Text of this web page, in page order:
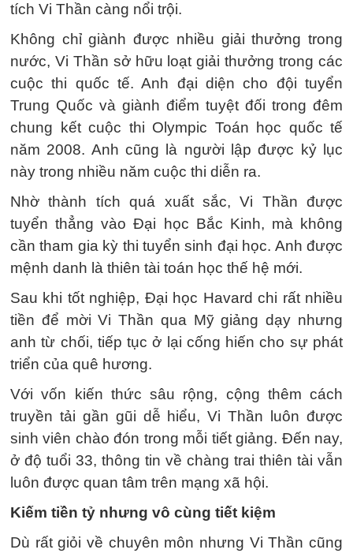
tích Vi Thần càng nổi trội.
Không chỉ giành được nhiều giải thưởng trong
nước, Vi Thần sở hữu loạt giải thưởng trong các
cuộc thi quốc tế. Anh đại diện cho đội tuyển
Trung Quốc và giành điểm tuyệt đối trong đêm
chung kết cuộc thi Olympic Toán học quốc tế
năm 2008. Anh cũng là người lập được kỷ lục
này trong nhiều năm cuộc thi diễn ra.
Nhờ thành tích quá xuất sắc, Vi Thần được
tuyển thẳng vào Đại học Bắc Kinh, mà không
cần tham gia kỳ thi tuyển sinh đại học. Anh được
mệnh danh là thiên tài toán học thế hệ mới.
Sau khi tốt nghiệp, Đại học Havard chi rất nhiều
tiền để mời Vi Thần qua Mỹ giảng dạy nhưng
anh từ chối, tiếp tục ở lại cống hiến cho sự phát
triển của quê hương.
Với vốn kiến thức sâu rộng, cộng thêm cách
truyền tải gần gũi dễ hiểu, Vi Thần luôn được
sinh viên chào đón trong mỗi tiết giảng. Đến nay,
ở độ tuổi 33, thông tin về chàng trai thiên tài vẫn
luôn được quan tâm trên mạng xã hội.
Kiếm tiền tỷ nhưng vô cùng tiết kiệm
Dù rất giỏi về chuyên môn nhưng Vi Thần cũng